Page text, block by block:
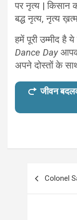
पर नृत्य | किसान
बद्ध नृत्य, नृत्य
हमें पूरी उम्मीद है ये
Dance Day
अपने दोस्तों के
जीवन
Colonel